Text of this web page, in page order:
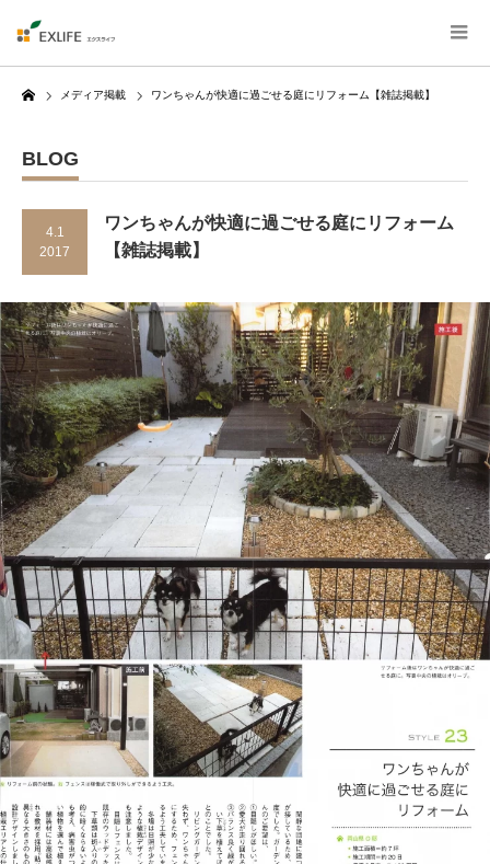
Home
メディア掲載 ワンちゃんが快適に過ごせる庭にリフォーム【雑誌掲載】
BLOG
4.1
2017
ワンちゃんが快適に過ごせる庭にリフォーム
【雑誌掲載】